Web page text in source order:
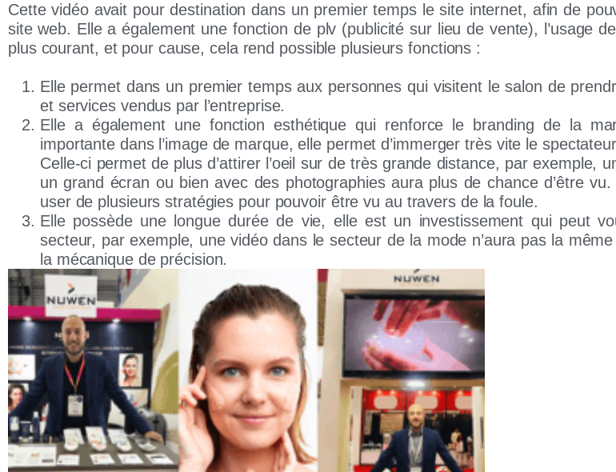
Cette vidéo avait pour destination dans un premier temps le site internet, afin de
site web. Elle a également une fonction de plv (publicité sur lieu de vente), l’usage
plus courant, et pour cause, cela rend possible plusieurs fonctions :
Elle permet dans un premier temps aux personnes qui visitent le salon de
et services vendus par l’entreprise.
Elle a également unefonction esthétique qui renforce le branding de la
importante dans l’image de marque, elle permet d’immerger très vite le
Celle-ci permet de plusd’attirer l’oeil sur de très grande distance, par exemple,
un grand écran ou bien avec des photographies aura plus de chance d’être
user de plusieurs stratégies pour pouvoir être vu au travers de la foule.
Elle possède une longue durée de vie, elle est un investissement qui peut
secteur, par exemple, une vidéo dans le secteur de la mode n’aura pas la
la mécanique de précision.